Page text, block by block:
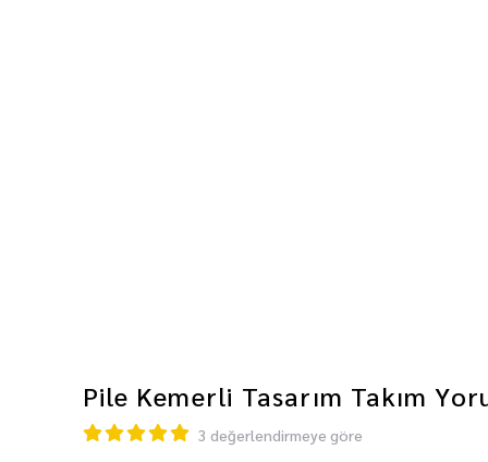
Pile Kemerli Tasarım Takım
3 değerlendirmeye göre